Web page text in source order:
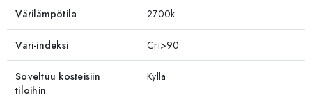
Värilämpötila 2700k
Väri-indeksi Cri>90
Soveltuu kosteisiin
tiloihin
Kyllä